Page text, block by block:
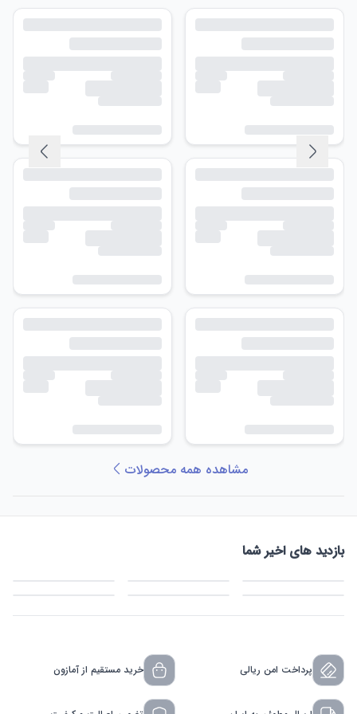
مشاهده همه محصولات
بازدید های اخیر شما
پرداخت امن ریالی خرید مستقیم از آمازون